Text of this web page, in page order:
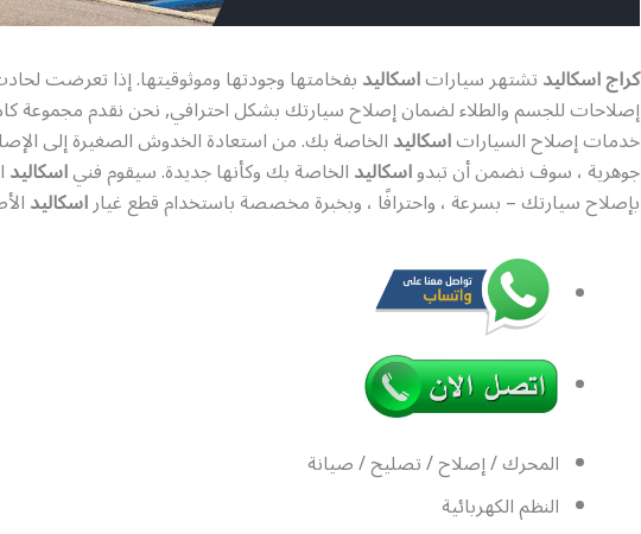
كراج اسكاليدتشتهر سياراتاسكاليدبفخامتها وجودتها وموثوقيتها. إذا تعرضت
إصلاحات للجسم والطلاء لضمان إصلاح سيارتك بشكل احترافي, نحن نقدم مجموعة
خدمات إصلاح السياراتاسكاليدالخاصة بك. من استعادة الخدوش الصغيرة إلى
جوهرية ، سوف نضمن أن تبدواسكاليدالخاصة بك وكأنها جديدة. سيقوم فنياسكاليد
بإصلاح سيارتك – بسرعة ، واحترافًا ، وبخبرة مخصصة باستخدام قطع غياراسكاليد
المحرك / إصلاح / تصليح / صيانة
النظم الكهربائية